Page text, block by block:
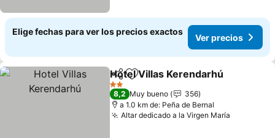
Elige fechas para ver los precios exactos
Ver precios
CompartirAgregar a favoritos
Hotel Villas Kerendarhú
2 Estrellas
8,2 Muy bueno
356
a 1.0 km de: Peña de Bernal
Altar dedicado a la Virgen María